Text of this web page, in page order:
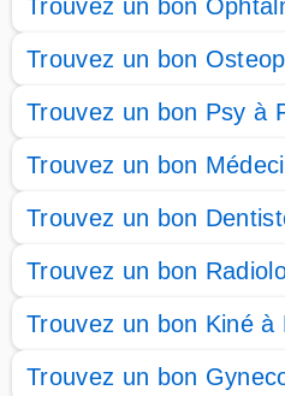
Trouvez un bon
Trouvez un bon
Trouvez un bon Psy à
Trouvez un bon
Trouvez un bon
Trouvez un bon
Trouvez un bon Kiné à
Trouvez un bon